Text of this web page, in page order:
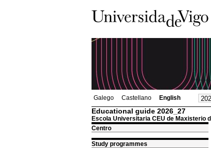
Galego Castellano English
Educational guide 2026_27
Escola Universitaria CEU de Maxisterio
Centro
Study programmes